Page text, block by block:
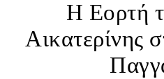
Η Εορτή
Αικατερίνης